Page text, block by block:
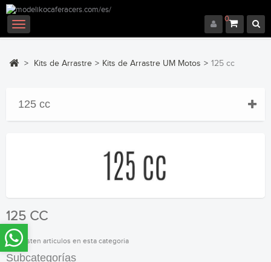
0
Navegación
Toggle
> Kits de Arrastre > Kits de Arrastre UM Motos > 125 cc
125 cc
125 CC
No existen articulos en esta categoria
Subcategorías